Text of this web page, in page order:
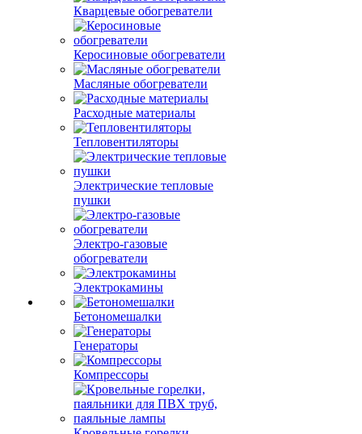
Кварцевые обогреватели
Керосиновые обогреватели
Масляные обогреватели
Расходные материалы
Тепловентиляторы
Электрические тепловые
пушки
Электро-газовые
обогреватели
Электрокамины
Бетономешалки
Генераторы
Компрессоры